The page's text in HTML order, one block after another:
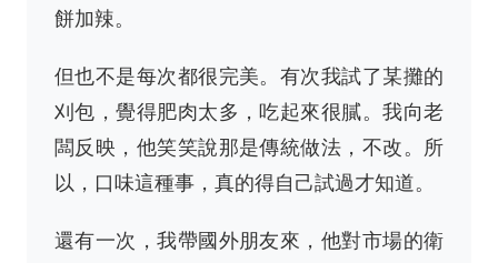
餅加辣。
但也不是每次都很完美。有次我試了某攤的
刈包，覺得肥肉太多，吃起來很膩。我向老
闆反映，他笑笑說那是傳統做法，不改。所
以，口味這種事，真的得自己試過才知道。
還有一次，我帶國外朋友來，他對市場的衛